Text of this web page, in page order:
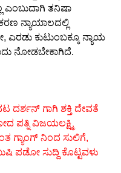
ಎಂಬುದಾಗಿ ತನಿಷಾ
ನ್ಯಾಯಾಲದಲ್ಲಿ
ಎರಡು ಕುಟುಂಬಕ್ಕೂ ನ್ಯಾಯ
ನೋಡಬೇಕಾಗಿದೆ.
ದರ್ಶನ್ ಗಾಗಿ ಶಕ್ತಿ ದೇವತೆ
ಪತ್ನಿ ವಿಜಯಲಕ್ಷ್ಮಿ
ಗ್ಯಾಂಗ್ ನಿಂದ ಸುಲಿಗೆ,
ಪಡೋ ಸುದ್ದಿ ಕೊಟ್ಟವಳು